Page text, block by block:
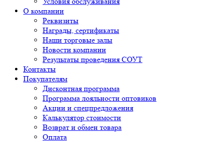
О компании
Реквизиты
Награды, сертификаты
Наши торговые залы
Новости компании
Результаты проведения СОУТ
Контакты
Покупателям
Дисконтная программа
Программа лояльности оптовиков
Акции и спецпредложения
Калькулятор стоимости
Возврат и обмен товара
Оплата